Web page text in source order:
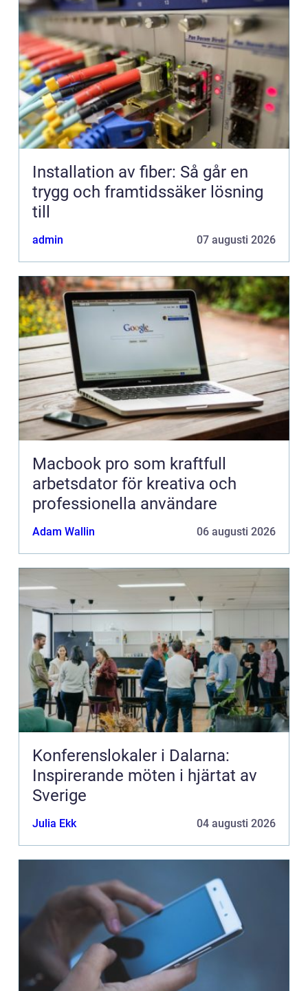
Installation av fiber: Så går en
trygg och framtidssäker lösning
till
admin 07 augusti 2026
Macbook pro som kraftfull
arbetsdator för kreativa och
professionella användare
Adam Wallin 06 augusti 2026
Konferenslokaler i Dalarna:
Inspirerande möten i hjärtat av
Sverige
Julia Ekk 04 augusti 2026